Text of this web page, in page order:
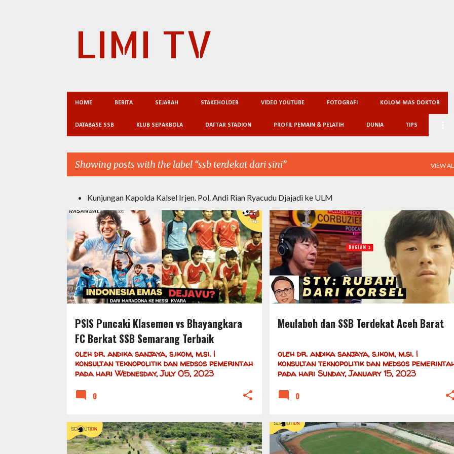
LIMI TV
HOME BERITA SEJARAH STAKEHOLDER VIDEO YOUTUBE FOTOGRAFI KOLOM MAS DOKTOR
DATABASE SSB KLUB SEPAKBOLA DAFTAR STADION PROFIL PEMAIN & PELATIH DUNIA TIPS
Showing posts with the label ssb terdekat dari sini VIEW
o
s
t
s
Kunjungan Kapolda Kalsel Irjen. Pol. Andi Rian Ryacudu Djajadi ke ULM
PSIS Puncaki Klasemen vs Bhayangkara
FC Berkat SSB Semarang Terbaik
oleh dr. andika sanjaya, s.ikom, m.si. |
konsultan teknopolitik dan medsos pemerintah
pada hariWednesday, July 05, 2023
PSIS SEMARANG PSIS SEMARANG HARI INI + 6
0
Meulaboh dan SSB Terdekat Aceh Barat
oleh dr. andika sanjaya, s.ikom, m.si. |
konsultan teknopolitik dan medsos
pada hari Sunday, January 15, 2023
ACEH ACEH BARAT MEULABOH +1
0
BANJARBARU DAFTAR SSB KALIMANTAN +6 BANJARMASIN KALIMANTAN +6